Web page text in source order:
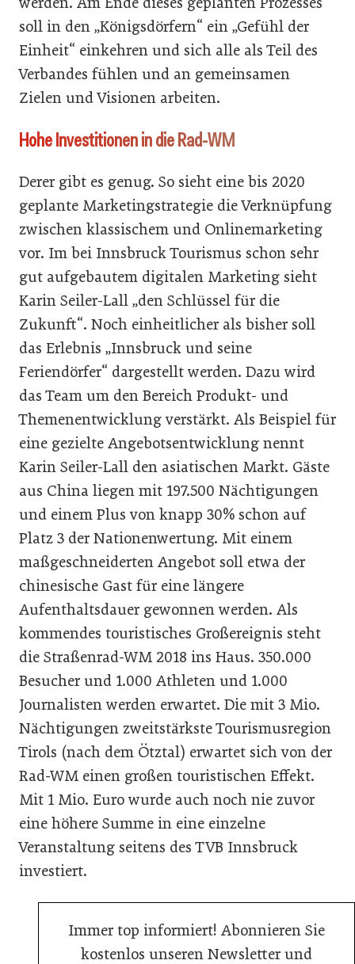
soll in den „Königsdörfern“ ein „Gefühl der
Einheit“ einkehren und sich alle als Teil des
Verbandes fühlen und an gemeinsamen
Zielen und Visionen arbeiten.
Hohe Investitionen in die Rad-WM
Derer gibt es genug. So sieht eine bis 2020
geplante Marketingstrategie die Verknüpfung
zwischen klassischem und Onlinemarketing
vor. Im bei Innsbruck Tourismus schon sehr
gut aufgebautem digitalen Marketing sieht
Karin Seiler-Lall „den Schlüssel für die
Zukunft“. Noch einheitlicher als bisher soll
das Erlebnis „Innsbruck und seine
Feriendörfer“ dargestellt werden. Dazu wird
das Team um den Bereich Produkt- und
Themenentwicklung verstärkt. Als Beispiel für
eine gezielte Angebotsentwicklung nennt
Karin Seiler-Lall den asiatischen Markt. Gäste
aus China liegen mit 197.500 Nächtigungen
und einem Plus von knapp 30% schon auf
Platz 3 der Nationenwertung. Mit einem
maßgeschneiderten Angebot soll etwa der
chinesische Gast für eine längere
Aufenthaltsdauer gewonnen werden. Als
kommendes touristisches Großereignis steht
die Straßenrad-WM 2018 ins Haus. 350.000
Besucher und 1.000 Athleten und 1.000
Journalisten werden erwartet. Die mit 3 Mio.
Nächtigungen zweitstärkste Tourismusregion
Tirols (nach dem Ötztal) erwartet sich von der
Rad-WM einen großen touristischen Effekt.
Mit 1 Mio. Euro wurde auch noch nie zuvor
eine höhere Summe in eine einzelne
Veranstaltung seitens des TVB Innsbruck
investiert.
Immer top informiert! Abonnieren Sie
kostenlos unseren Newsletter und